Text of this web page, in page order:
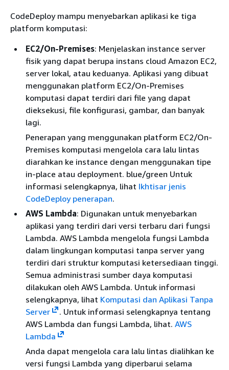
CodeDeploy mampu menyebarkan aplikasi ke tiga
platform komputasi:
EC2/On-Premises: Menjelaskan instance server
fisik yang dapat berupa instans cloud Amazon EC2,
server lokal, atau keduanya. Aplikasi yang dibuat
menggunakan platform EC2/On-Premises
komputasi dapat terdiri dari file yang dapat
dieksekusi, file konfigurasi, gambar, dan banyak
lagi.
Penerapan yang menggunakan platform EC2/On-
Premises komputasi mengelola cara lalu lintas
diarahkan ke instance dengan menggunakan tipe
in-place atau deployment. blue/green Untuk
informasi selengkapnya, lihat Ikhtisar jenis
CodeDeploy penerapan.
AWS Lambda: Digunakan untuk menyebarkan
aplikasi yang terdiri dari versi terbaru dari fungsi
Lambda. AWS Lambda mengelola fungsi Lambda
dalam lingkungan komputasi tanpa server yang
terdiri dari struktur komputasi ketersediaan tinggi.
Semua administrasi sumber daya komputasi
dilakukan oleh AWS Lambda. Untuk informasi
selengkapnya, lihat Komputasi dan Aplikasi Tanpa
Server
. Untuk informasi selengkapnya tentang
AWS Lambda dan fungsi Lambda, lihat. AWS
Lambda
Anda dapat mengelola cara lalu lintas dialihkan ke
versi fungsi Lambda yang diperbarui selama